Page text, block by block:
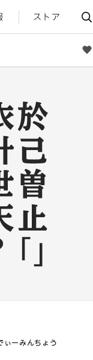
ストア
ぃーみんちょう